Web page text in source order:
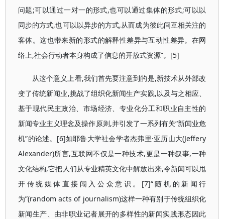
问题;可以通过一对一的形式,也可以通过集体的形式;可以以
同步的方式,也可以以异步的方式,从而成为彼此间互相关注的
客体。这也带来新的形式的解释性差异与互动性差异。在网
络上,社会行动者本身构成了信息的开放式资源”。[5]
从这个意义上看,我们首先要注意到的是,新技术从外部改
变了传统新闻业,挑战了组织化新闻生产实践,以及与之相应、
基于现代民主政治、市场经济、专业化分工和职业自主性的
新闻专业主义理念及操作原则,并引发了一系列有关“新闻业危
机”的论述。[6]如耶鲁大学社会学者杰弗里·亚历山大(Jeffery
Alexander)所言,互联网不仅是一种技术,更是一种叙事,一种
文化结构,它把人们从专业精英文化中解放出来,令新闻可以甩
开传统媒体直接闯入公众意识。[7]“随机的新闻行
为”(random acts of journalism)这样一种有别于传统组织化
新闻生产、由非职业记者展开的多样性的新闻实践形态因此